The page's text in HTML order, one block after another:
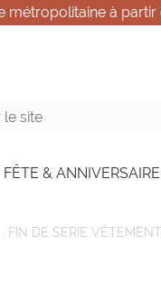
métropolitaine à
FÊTE & ANNIVERSAIRE
FIN DE SÉRIE